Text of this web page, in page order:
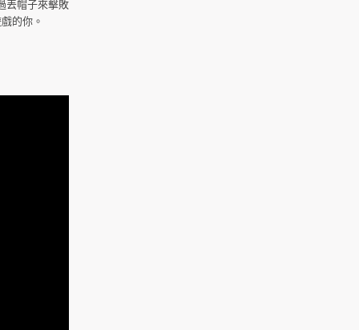
丟帽子來擊敗
的你。